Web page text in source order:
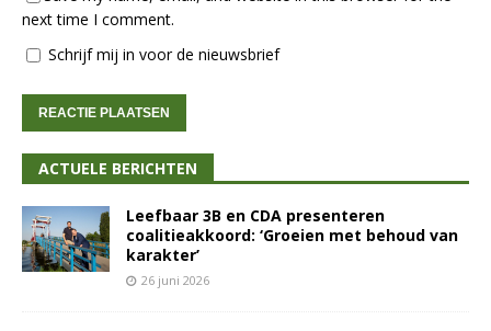
next time I comment.
Schrijf mij in voor de nieuwsbrief
ACTUELE BERICHTEN
Leefbaar 3B en CDA presenteren
coalitieakkoord: ‘Groeien met behoud van
karakter’
26 juni 2026